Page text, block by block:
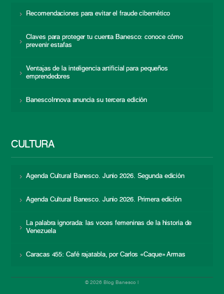
Recomendaciones para evitar el fraude cibernético
Claves para proteger tu cuenta Banesco: conoce cómo
prevenir estafas
Ventajas de la inteligencia artificial para pequeños
emprendedores
BanescoInnova anuncia su tercera edición
CULTURA
Agenda Cultural Banesco. Junio 2026. Segunda edición
Agenda Cultural Banesco. Junio 2026. Primera edición
La palabra ignorada: las voces femeninas de la historia de
Venezuela
Caracas 455: Café rajatabla, por Carlos «Caque» Armas
© 2026 Blog Banesco |